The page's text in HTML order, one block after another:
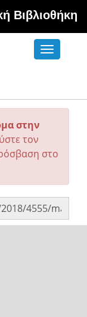
Βιβλιοθήκη
Toggle
στην
τον
στο